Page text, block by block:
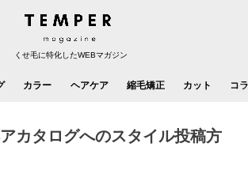
くせ毛に特化したWEBマガジン
カラー ヘアケア 縮毛矯正 カット コ
カタログへのスタイル投稿方